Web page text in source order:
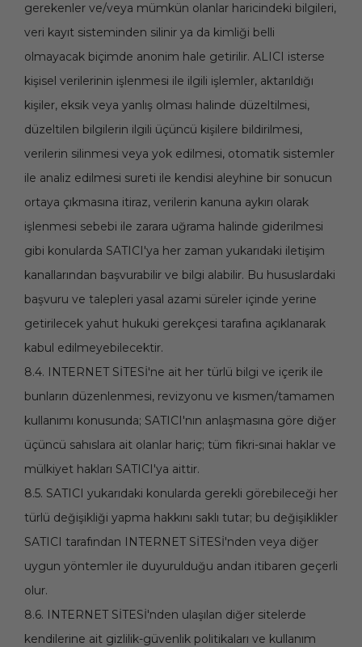
gerekenler ve/veya mümkün olanlar haricindeki bilgileri,
veri kayıt sisteminden silinir ya da kimliği belli
olmayacak biçimde anonim hale getirilir. ALICI isterse
kişisel verilerinin işlenmesi ile ilgili işlemler, aktarıldığı
kişiler, eksik veya yanlış olması halinde düzeltilmesi,
düzeltilen bilgilerin ilgili üçüncü kişilere bildirilmesi,
verilerin silinmesi veya yok edilmesi, otomatik sistemler
ile analiz edilmesi sureti ile kendisi aleyhine bir sonucun
ortaya çıkmasına itiraz, verilerin kanuna aykırı olarak
işlenmesi sebebi ile zarara uğrama halinde giderilmesi
gibi konularda SATICI'ya her zaman yukarıdaki iletişim
kanallarından başvurabilir ve bilgi alabilir. Bu hususlardaki
başvuru ve talepleri yasal azami süreler içinde yerine
getirilecek yahut hukuki gerekçesi tarafına açıklanarak
kabul edilmeyebilecektir.
8.4. INTERNET SİTESİ'ne ait her türlü bilgi ve içerik ile
bunların düzenlenmesi, revizyonu ve kısmen/tamamen
kullanımı konusunda; SATICI'nın anlaşmasına göre diğer
üçüncü sahıslara ait olanlar hariç; tüm fikri-sınai haklar ve
mülkiyet hakları SATICI'ya aittir.
8.5. SATICI yukarıdaki konularda gerekli görebileceği her
türlü değişikliği yapma hakkını saklı tutar; bu değişiklikler
SATICI tarafından INTERNET SİTESİ'nden veya diğer
uygun yöntemler ile duyurulduğu andan itibaren geçerli
olur.
8.6. INTERNET SİTESİ'nden ulaşılan diğer sitelerde
kendilerine ait gizlilik-güvenlik politikaları ve kullanım